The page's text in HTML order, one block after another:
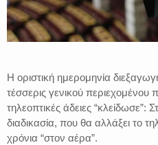
Η οριστική ημερομηνία
τέσσερις γενικού περιεχομένου
τηλεοπτικές άδειες “κλείδωσε”:
διαδικασία, που θα αλλάξει το
χρόνια “στον αέρα”.